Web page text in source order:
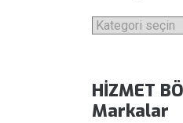
Kategoriler
HİZMET
Markalar